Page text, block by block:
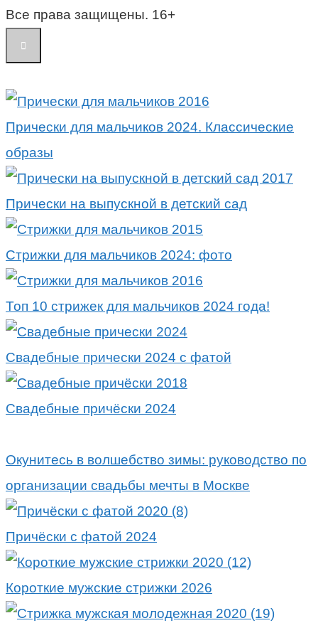
Все права защищены. 16+
Прически для мальчиков 2024. Классические
образы
Прически на выпускной в детский сад
Стрижки для мальчиков 2024: фото
Топ 10 стрижек для мальчиков 2024 года!
Свадебные прически 2024 с фатой
Свадебные причёски 2024
Окунитесь в волшебство зимы: руководство по
организации свадьбы мечты в Москве
Причёски с фатой 2024
Короткие мужские стрижки 2026